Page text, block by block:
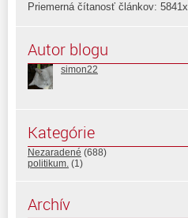
Priemerná čítanosť článkov: 5841x
Autor blogu
simon22
Kategórie
Nezaradené (688)
politikum. (1)
Archív